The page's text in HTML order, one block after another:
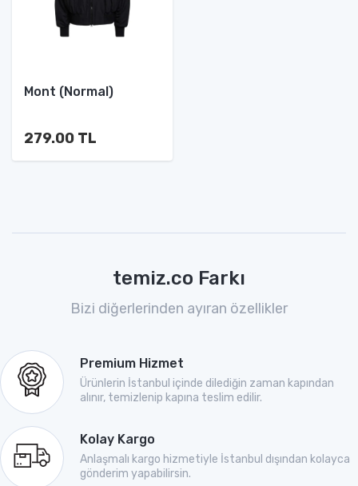
Mont (Normal)
279.00 TL
temiz.co Farkı
Bizi diğerlerinden ayıran özellikler
Premium Hizmet
Ürünlerin İstanbul içinde dilediğin zaman kapından
alınır, temizlenip kapına teslim edilir.
Kolay Kargo
Anlaşmalı kargo hizmetiyle İstanbul dışından kolayca
gönderim yapabilirsin.